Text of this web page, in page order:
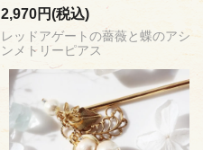
2,970円(税込)
レッドアゲートの薔薇と蝶のアシ
ンメトリーピアス